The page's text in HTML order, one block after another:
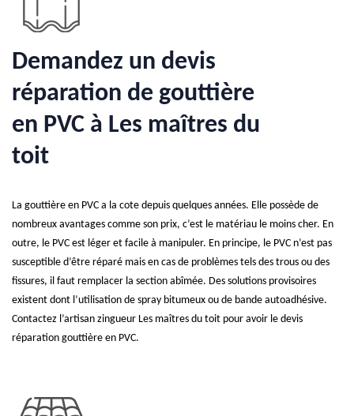
Demandez un devis
réparation de gouttière
en PVC à Les maîtres du
toit
La gouttière en PVC a la cote depuis quelques années. Elle possède de
nombreux avantages comme son prix, c’est le matériau le moins cher. En
outre, le PVC est léger et facile à manipuler. En principe, le PVC n’est pas
susceptible d’être réparé mais en cas de problèmes tels des trous ou des
fissures, il faut remplacer la section abîmée. Des solutions provisoires
existent dont l’utilisation de spray bitumeux ou de bande autoadhésive.
Contactez l’artisan zingueur Les maîtres du toit pour avoir le devis
réparation gouttière en PVC.